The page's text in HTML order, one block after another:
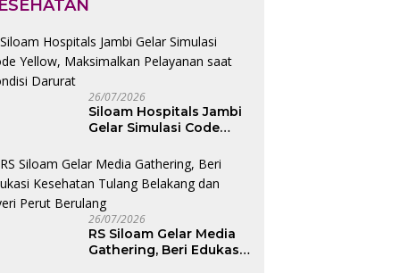
26/07/2026
Siloam Hospitals Jambi
Gelar Simulasi Code
Pelayanan saat Kondisi
Darurat
26/07/2026
RS Siloam Gelar Media
Gathering, Beri Edukasi